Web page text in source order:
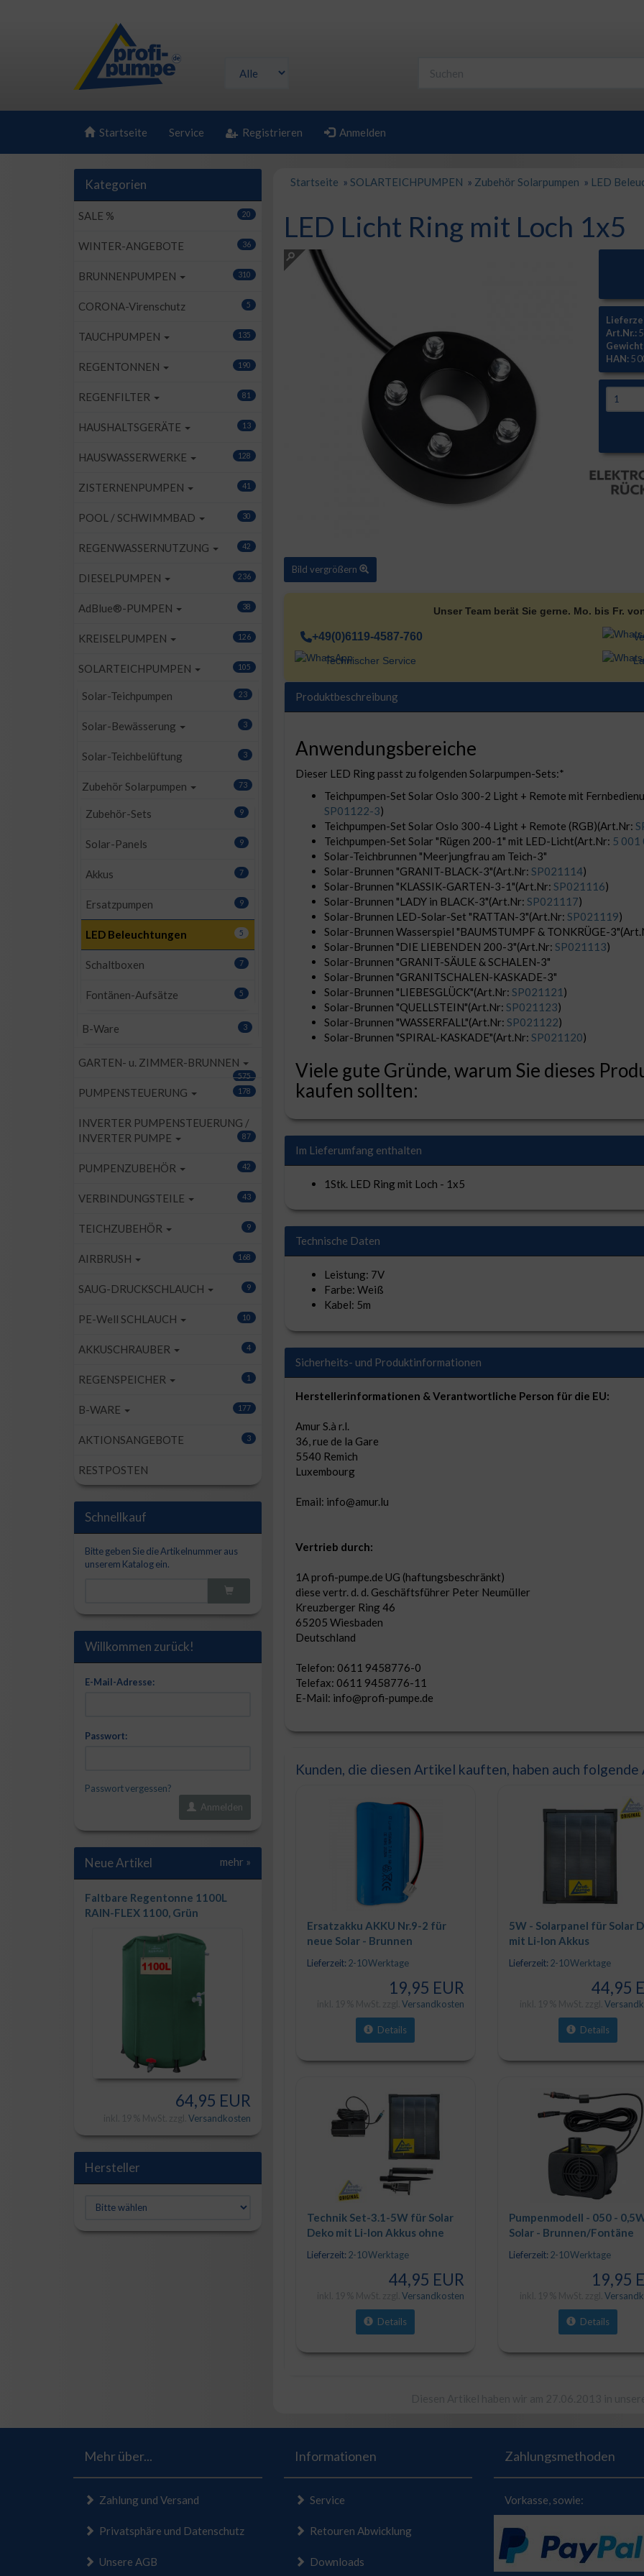
Startseite Service Registrieren Anmelden
Kategorien
SALE % 20
WINTER-ANGEBOTE 36
BRUNNENPUMPEN 310
CORONA-Virenschutz 5
TAUCHPUMPEN 135
REGENTONNEN 190
REGENFILTER 81
HAUSHALTSGERÄTE 13
HAUSWASSERWERKE 128
ZISTERNENPUMPEN 41
POOL / SCHWIMMBAD 30
REGENWASSERNUTZUNG 42
DIESELPUMPEN 236
AdBlue®-PUMPEN 38
KREISELPUMPEN 126
SOLARTEICHPUMPEN 105
Solar-Teichpumpen 23
Solar-Bewässerung 3
Solar-Teichbelüftung 3
Zubehör Solarpumpen 73
Zubehör-Sets 9
Solar-Panels 9
Akkus 7
Ersatzpumpen 9
LED Beleuchtungen 5
Schaltboxen 7
Fontänen-Aufsätze 5
B-Ware 3
GARTEN- u. ZIMMER-BRUNNEN
575
PUMPENSTEUERUNG 178
INVERTER PUMPENSTEUERUNG /
INVERTER PUMPE
87
PUMPENZUBEHÖR 42
VERBINDUNGSTEILE 43
TEICHZUBEHÖR 9
AIRBRUSH 168
SAUG-DRUCKSCHLAUCH 9
PE-Well SCHLAUCH 10
AKKUSCHRAUBER 4
REGENSPEICHER 1
B-WARE 177
AKTIONSANGEBOTE 3
RESTPOSTEN
Schnellkauf
Bitte geben Sie die Artikelnummer aus
unserem Katalog ein.
Willkommen zurück!
E-Mail-Adresse:
Passwort:
Passwort vergessen?
Anmelden
Neue Artikel mehr »
Faltbare Regentonne 1100L
RAIN-FLEX 1100, Grün
64,95 EUR
Versandkosten
Hersteller
Startseite » SOLARTEICHPUMPEN » Zubehör Solarpumpen » LED
LED Licht Ring mit Loch 1x5
Bild vergrößern
Art.Nr.:
HAN:5
Unser Team berät Sie gerne. Mo. bis Fr.
+49(0)6119-4587-760
Technischer Service
Produktbeschreibung
Anwendungsbereiche
Dieser LED Ring passt zu folgenden Solarpumpen-Sets:*
Teichpumpen-Set Solar Oslo 300-2 Light + Remote mit
SP01122-3)
Teichpumpen-Set Solar Oslo 300-4 Light + Remote (RGB)(Art.Nr:
Teichpumpen-Set Solar "Rügen 200-1" mit LED-Licht(Art.Nr: 5 001
Solar-Teichbrunnen "Meerjungfrau am Teich-3"
Solar-Brunnen "GRANIT-BLACK-3"(Art.Nr: SP021114)
Solar-Brunnen "KLASSIK-GARTEN-3-1"(Art.Nr: SP021116)
Solar-Brunnen "LADY in BLACK-3"(Art.Nr: SP021117)
Solar-Brunnen LED-Solar-Set "RATTAN-3"(Art.Nr: SP021119)
Solar-Brunnen Wasserspiel "BAUMSTUMPF & TONKRÜGE-
Solar-Brunnen "DIE LIEBENDEN 200-3"(Art.Nr: SP021113)
Solar-Brunnen "GRANIT-SÄULE & SCHALEN-3"
Solar-Brunnen "GRANITSCHALEN-KASKADE-3"
Solar-Brunnen "LIEBESGLÜCK"(Art.Nr: SP021121 )
Solar-Brunnen "QUELLSTEIN"(Art.Nr: SP021123)
Solar-Brunnen "WASSERFALL"(Art.Nr: SP021122)
Solar-Brunnen "SPIRAL-KASKADE"(Art.Nr: SP021120)
Viele gute Gründe, warum Sie dieses
kaufen sollten:
Im Lieferumfang enthalten
1Stk. LED Ring mit Loch - 1x5
Technische Daten
Leistung: 7V
Farbe: Weiß
Kabel: 5m
Sicherheits- und Produktinformationen
Herstellerinformationen & Verantwortliche Person für die EU:
Amur S.à r.l.
36, rue de la Gare
5540 Remich
Luxembourg
Email: info@amur.lu
Vertrieb durch:
1A profi-pumpe.de UG (haftungsbeschränkt)
diese vertr. d. d. Geschäftsführer Peter Neumüller
Kreuzberger Ring 46
65205 Wiesbaden
Deutschland
Telefon: 0611 9458776-0
Telefax: 0611 9458776-11
E-Mail: info@profi-pumpe.de
Kunden, die diesen Artikel kauften, haben auch
Ersatzakku AKKU Nr.9-2 für
neue Solar - Brunnen
Lieferzeit: 2-10 Werktage
19,95 EUR
inkl. 19 % MwSt. zzgl.Versandkosten
Details
5W - Solarpanel für Solar
mit Li-Ion Akkus
Lieferzeit: 2-10 Werktage
44,95
inkl. 19 % MwSt. zzgl.
Details
Technik Set-3.1-5W für Solar
Deko mit Li-Ion Akkus ohne
Lieferzeit: 2-10 Werktage
44,95 EUR
inkl. 19 % MwSt. zzgl.Versandkosten
Details
Pumpenmodell - 050 -
Solar - Brunnen/Fontäne
Lieferzeit: 2-10 Werktage
19,95
inkl. 19 % MwSt. zzgl.
Details
Mehr über...
Zahlung und Versand
Privatsphäre und Datenschutz
Unsere AGB
Informationen
Service
Retouren Abwicklung
Downloads
Zahlungsmethoden
Vorkasse, sowie: